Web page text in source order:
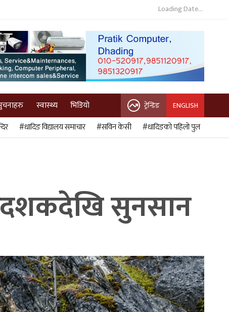
Loading Date...
स्वास्थ्य भिडियो ट्रेन्डिङ ENGLISH
#धादिङ विद्यालय समाचार #सविन केसी #धादिङको पहिलो पुल
दशकदेखि सुनसान